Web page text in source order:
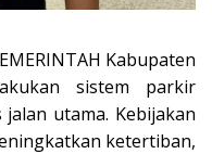
Kabupaten
sistem parkir
utama. Kebijakan
ketertiban,